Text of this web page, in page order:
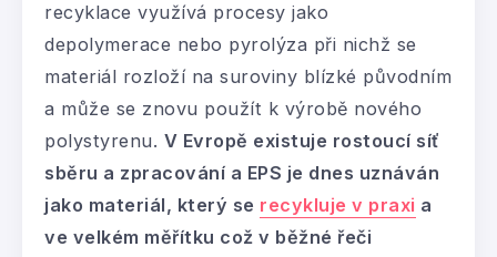
recyklace využívá procesy jako
depolymerace nebo pyrolýza při nichž se
materiál rozloží na suroviny blízké původním
a může se znovu použít k výrobě nového
polystyrenu. V Evropě existuje rostoucí síť
sběru a zpracování a EPS je dnes uznáván
jako materiál, který se recykluje v praxi a
ve velkém měřítku což v běžné řeči